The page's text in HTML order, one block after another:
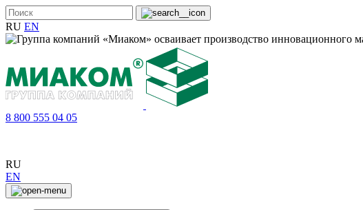
RU EN
8 800 555 04 05
RU
EN